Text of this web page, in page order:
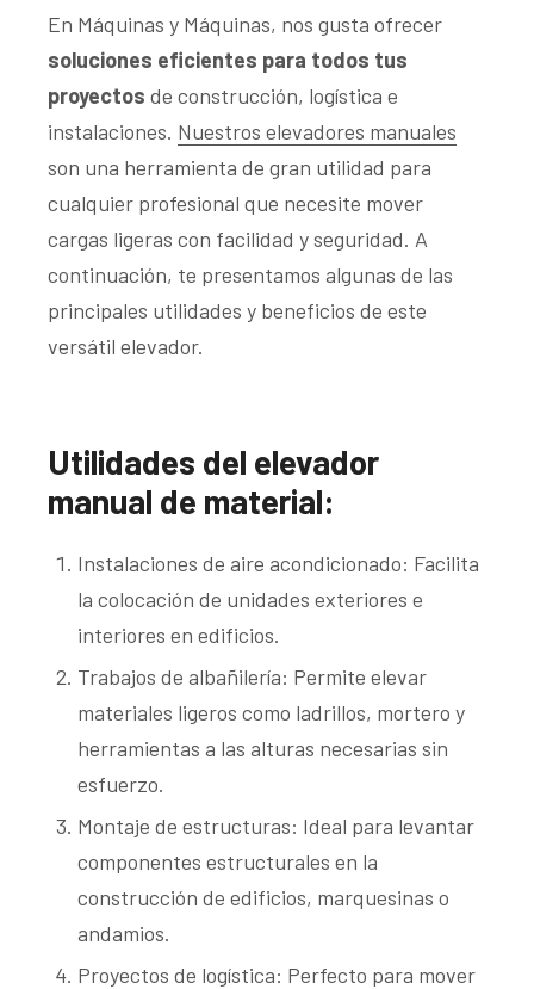
En Máquinas y Máquinas, nos gusta ofrecer
soluciones eficientes para todos tus
proyectos de construcción, logística e
instalaciones. Nuestros elevadores manuales
son una herramienta de gran utilidad para
cualquier profesional que necesite mover
cargas ligeras con facilidad y seguridad. A
continuación, te presentamos algunas de las
principales utilidades y beneficios de este
versátil elevador.
Utilidades del elevador
manual de material:
Instalaciones de aire acondicionado: Facilita
la colocación de unidades exteriores e
interiores en edificios.
Trabajos de albañilería: Permite elevar
materiales ligeros como ladrillos, mortero y
herramientas a las alturas necesarias sin
esfuerzo.
Montaje de estructuras: Ideal para levantar
componentes estructurales en la
construcción de edificios, marquesinas o
andamios.
Proyectos de logística: Perfecto para mover